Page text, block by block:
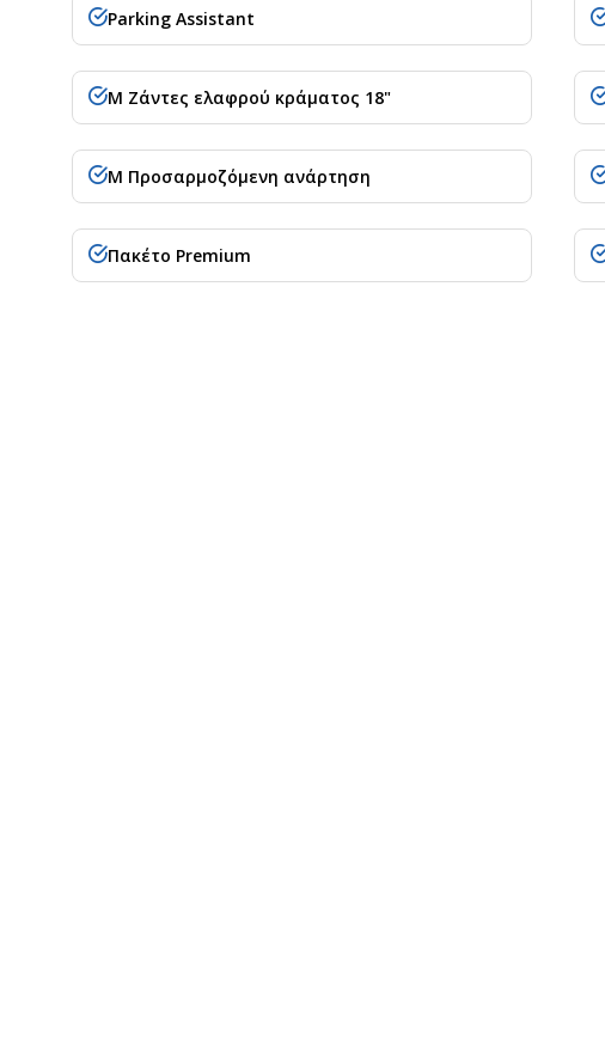
Parking Assistant
M Ζάντες ελαφρού κράματος 18"
Μ Προσαρμοζόμενη ανάρτηση
Πακέτο Premium